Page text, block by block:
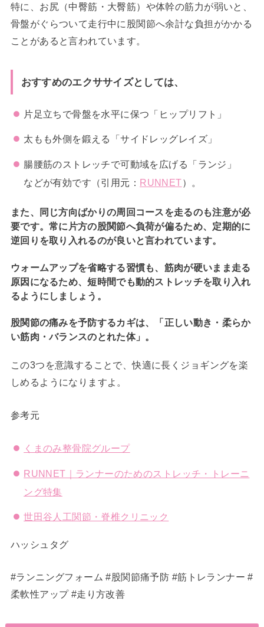
特に、お尻（中臀筋・大臀筋）や体幹の筋力が弱いと、
骨盤がぐらついて走行中に股関節へ余計な負担がかかる
ことがあると言われています。
おすすめのエクササイズとしては、
片足立ちで骨盤を水平に保つ「ヒップリフト」
太もも外側を鍛える「サイドレッグレイズ」
腸腰筋のストレッチで可動域を広げる「ランジ」
などが有効です（引用元： RUNNET）。
また、同じ方向ばかりの周回コースを走るのも注意が必
要です。常に片方の股関節へ負荷が偏るため、定期的に
逆回りを取り入れるのが良いと言われています。
ウォームアップを省略する習慣も、筋肉が硬いまま走る
原因になるため、短時間でも動的ストレッチを取り入れ
るようにしましょう。
股関節の痛みを予防するカギは、「正しい動き・柔らか
い筋肉・バランスのとれた体」。
この3つを意識することで、快適に長くジョギングを楽
しめるようになりますよ。
参考元
くまのみ整骨院グループ
RUNNET｜ランナーのためのストレッチ・トレーニ
ング特集
世田谷人工関節・脊椎クリニック
ハッシュタグ
#ランニングフォーム #股関節痛予防 #筋トレランナー #
柔軟性アップ #走り方改善